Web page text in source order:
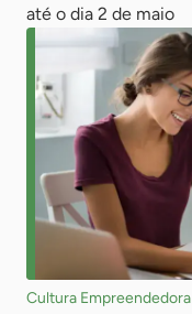
até o dia 2 de maio
Cultura Empreendedora